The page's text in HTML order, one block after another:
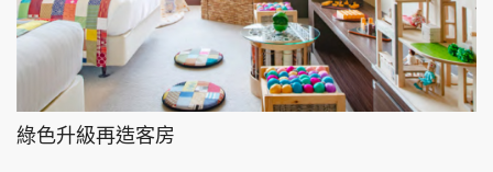
綠色升級再造客房